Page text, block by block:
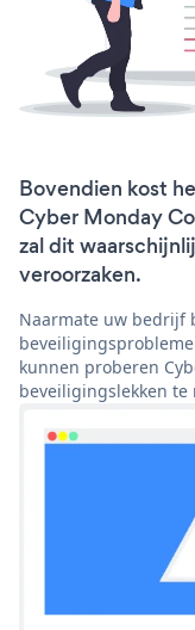
Bovendien kost
Cyber Monday
zal dit
veroorzaken.
Naarmate uw bedrijf
kunnen proberen
beveiligingslekken te